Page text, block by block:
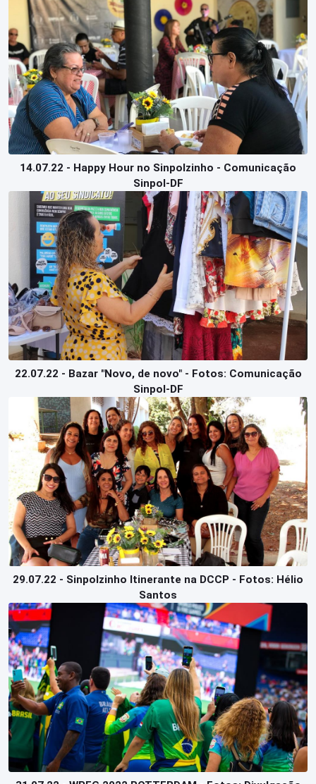
14.07.22 - Happy Hour no Sinpolzinho - Comunicação
Sinpol-DF
22.07.22 - Bazar "Novo, de novo" - Fotos: Comunicação
Sinpol-DF
29.07.22 - Sinpolzinho Itinerante na DCCP - Fotos: Hélio
Santos